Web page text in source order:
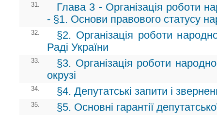
31.
Глава 3 - Організація роботи
- §1. Основи правового статусу
32.
§2. Організація роботи
Раді України
33.
§3. Організація роботи
окрузі
34. §4. Депутатські запити і
35. §5. Основні гарантії